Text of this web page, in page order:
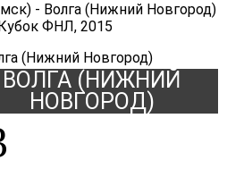
- Волга (Нижний Новгород)
Кубок ФНЛ, 2015
ВОЛГА (НИЖНИЙ
НОВГОРОД)